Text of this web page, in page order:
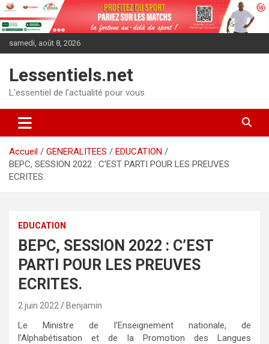
Aller
au
contenu
samedi, août 8, 2026
Lessentiels.net
L'essentiel de l'actualité pour vous
Accueil GENERALITEES
EDUCATION
BEPC, SESSION 2022 : C’EST PARTI POUR LES PREUVES
ECRITES.
EDUCATION
BEPC, SESSION 2022 : C’EST
PARTI POUR LES PREUVES
ECRITES.
2 juin 2022 Benjamin
Le Ministre de l’Enseignement nationale, de
l’Alphabétisation et de la Promotion des Langues